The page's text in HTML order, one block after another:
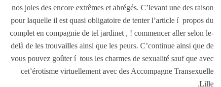
nos joies des encore extrêmes et abrégés. C’levant une des raison
pour laquelle il est quasi obligatoire de tenter l’article í propos du
complet en compagnie de tel jardinet , ! commencer aller selon le-
delà de les trouvailles ainsi que les peurs. C’continue ainsi que de
vous pouvez goûter í tous les charmes de sexualité sauf que avec
cet’érotisme virtuellement avec des Accompagne Transexuelle
Lille.